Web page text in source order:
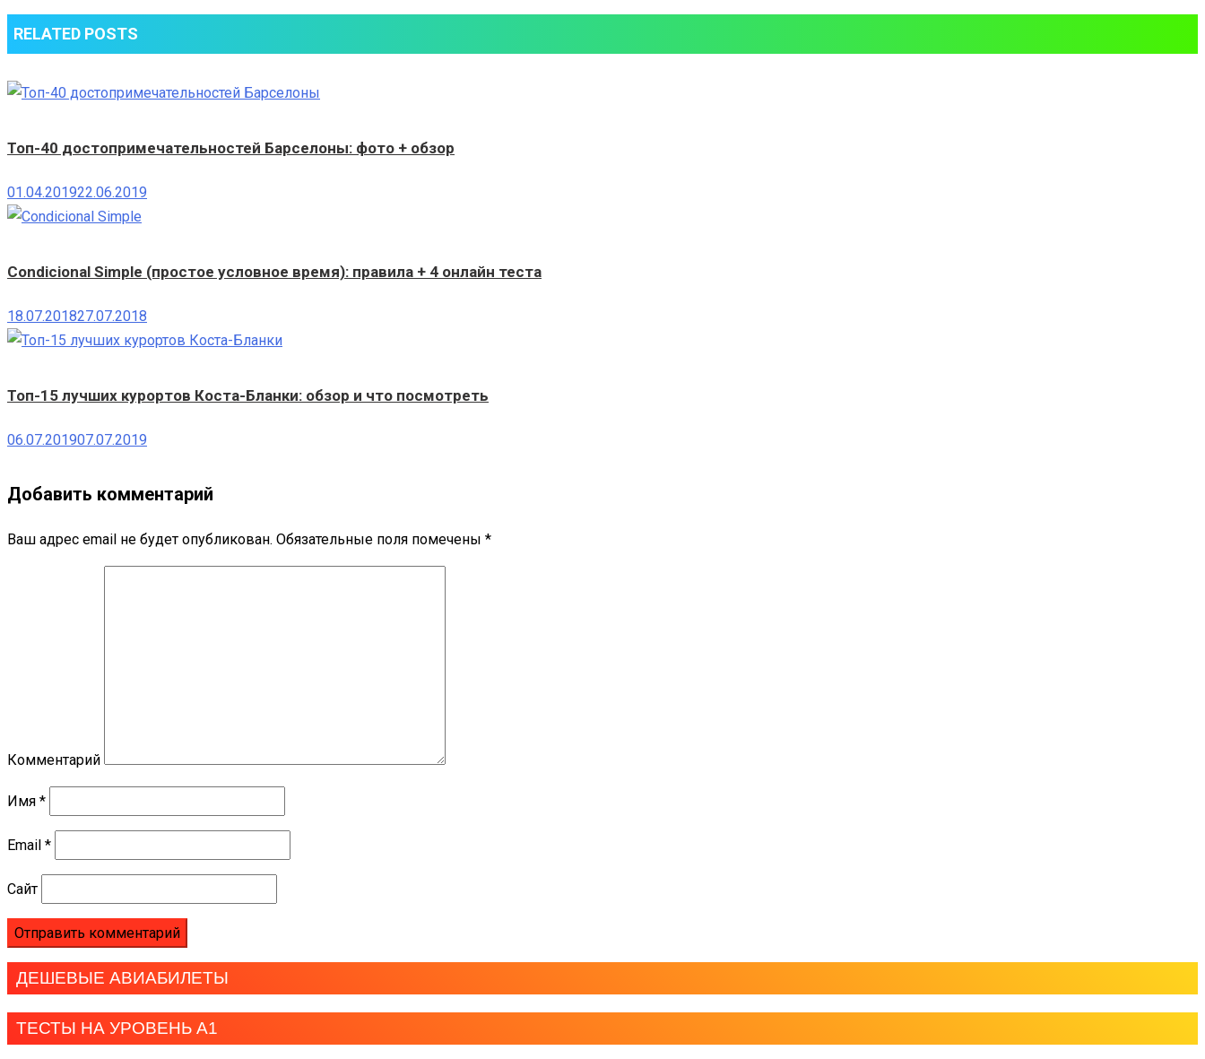
RELATED POSTS
Топ-40 достопримечательностей Барселоны: фото + обзор
01.04.201922.06.2019
Condicional Simple (простое условное время): правила + 4 онлайн теста
18.07.201827.07.2018
Топ-15 лучших курортов Коста-Бланки: обзор и что посмотреть
06.07.201907.07.2019
Добавить комментарий
Ваш адрес email не будет опубликован. Обязательные поля помечены *
Комментарий
Имя *
Email *
Сайт
ДЕШЕВЫЕ АВИАБИЛЕТЫ
ТЕСТЫ НА УРОВЕНЬ А1